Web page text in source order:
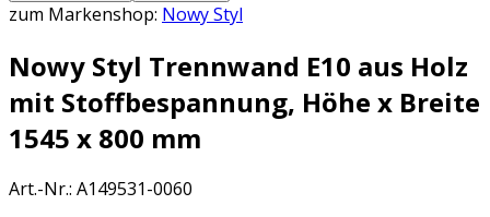
zum Markenshop: Nowy Styl
Nowy Styl Trennwand E10 aus Holz
mit Stoffbespannung, Höhe x Breite
1545 x 800 mm
Art.-Nr.: A149531-0060